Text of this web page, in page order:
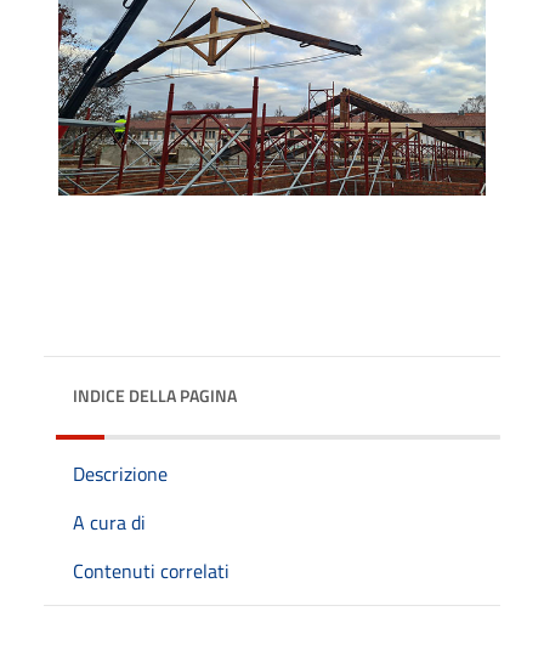
INDICE DELLA PAGINA
Descrizione
A cura di
Contenuti correlati